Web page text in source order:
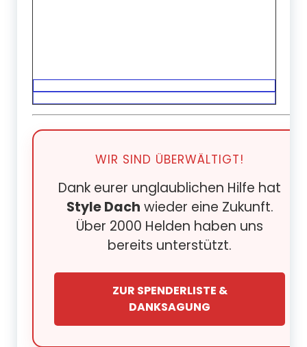
WIR SIND ÜBERWÄLTIGT!
Dank eurer unglaublichen Hilfe hat
Style Dach wieder eine Zukunft.
Über 2000 Helden haben uns
bereits unterstützt.
ZUR SPENDERLISTE &
DANKSAGUNG